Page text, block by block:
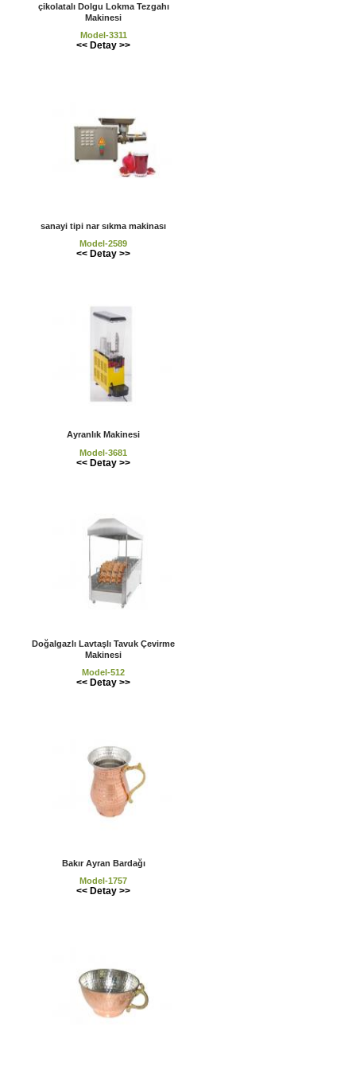
çikolatalı Dolgu Lokma Tezgahı
Makinesi
Model-3311
<< Detay >>
sanayi tipi nar sıkma makinası
Model-2589
<< Detay >>
Ayranlık Makinesi
Model-3681
<< Detay >>
Doğalgazlı Lavtaşlı Tavuk Çevirme
Makinesi
Model-512
<< Detay >>
Bakır Ayran Bardağı
Model-1757
<< Detay >>